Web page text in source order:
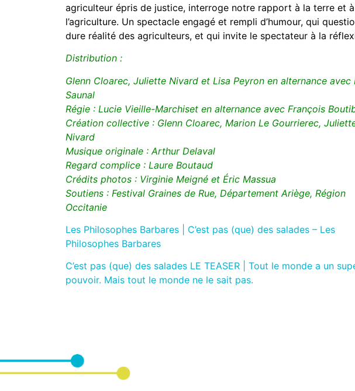
agriculteur épris de justice, interroge notre rapport à la terre et à
l’agriculture. Un spectacle engagé et rempli d’humour, qui
dure réalité des agriculteurs, et qui invite le spectateur à la
Distribution :
Glenn Cloarec, Juliette Nivard et Lisa Peyron en alternance avec
Saunal
Régie : Lucie Vieille-Marchiset en alternance avec François
Création collective : Glenn Cloarec, Marion Le Gourrierec,
Nivard
Musique originale : Arthur Delaval
Regard complice : Laure Boutaud
Crédits photos : Virginie Meigné et Éric Massua
Soutiens : Festival Graines de Rue, Département Ariège, Région
Occitanie
Les Philosophes Barbares | C’est pas (que) des salades – Les
Philosophes Barbares
C’est pas (que) des salades LE TEASER | Tout le monde a un
pouvoir. Mais tout le monde ne le sait pas.